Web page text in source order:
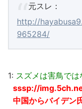
元スレ：
http://
965284/
1: スズメは害鳥では
sssp://
中国からバイデン